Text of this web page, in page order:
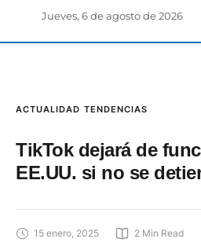
Jueves, 6 de agosto de 2026
ACTUALIDAD TENDENCIAS
TikTok dejará de
EE.UU. si no se
15 enero, 2025 2 Min Read